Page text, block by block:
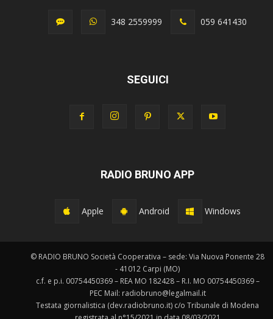
348 2559999 059 641430
SEGUICI
RADIO BRUNO APP
Apple Android Windows
© RADIO BRUNO Società Cooperativa – sede: Via Nuova Ponente 28
- 41012 Carpi (MO)
c.f. e p.i. 00754450369 – REA MO 182428 – R.I. MO 00754450369 –
PEC Mail: radiobruno@legalmail.it
Testata giornalistica (dev.radiobruno.it) c/o Tribunale di Modena